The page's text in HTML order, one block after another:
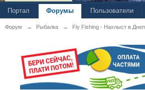
Портал Форумы Пользователи
Форум → Рыбалка → Fly Fishing - Нахлыст в